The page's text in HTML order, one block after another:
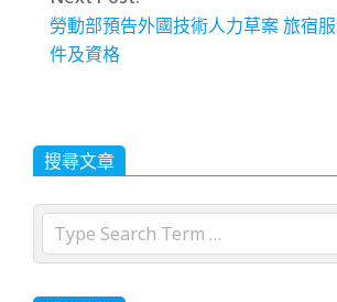
勞動部預告外國技術人力草案 旅宿
件及資格
搜尋文章
Search